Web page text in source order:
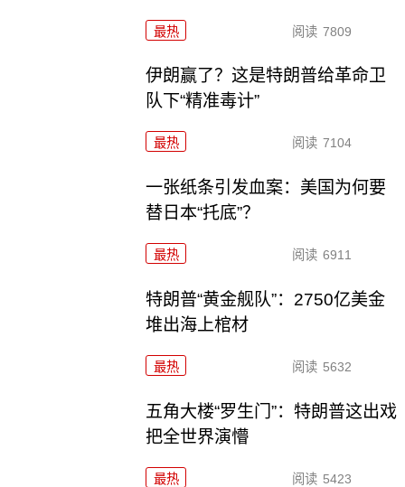
最热 阅读 7809
伊朗赢了？这是特朗普给革命卫
队下“精准毒计”
最热 阅读 7104
一张纸条引发血案：美国为何要
替日本“托底”？
最热 阅读 6911
特朗普“黄金舰队”：2750亿美金
堆出海上棺材
最热 阅读 5632
五角大楼“罗生门”：特朗普这出戏
把全世界演懵
最热 阅读 5423